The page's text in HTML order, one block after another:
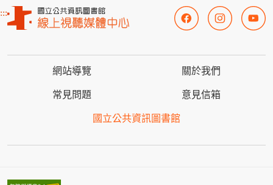
:::
網站導覽 關於我們
常見問題 意見信箱
國立公共資訊圖書館